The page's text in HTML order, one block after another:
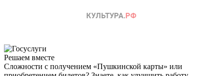
Решаем вместе
Сложности с получением «Пушкинской карты» или